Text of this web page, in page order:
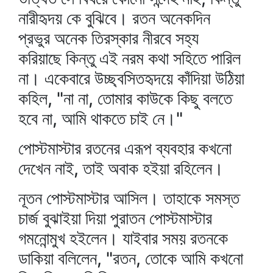
নারীহৃদয় কে বুঝিবে। রতন অনেকদিন
প্রভুর অনেক তিরস্কার নীরবে সহ্য
করিয়াছে কিন্তু এই নরম কথা সহিতে পারিল
না। একেবারে উচ্ছ্বসিতহৃদয়ে কাঁদিয়া উঠিয়া
কহিল, "না না, তোমার কাউকে কিছু বলতে
হবে না, আমি থাকতে চাই নে।"
পোস্টমাস্টার রতনের এরূপ ব্যবহার কখনো
দেখেন নাই, তাই অবাক হইয়া রহিলেন।
নূতন পোস্টমাস্টার আসিল। তাহাকে সমস্ত
চার্জ বুঝাইয়া দিয়া পুরাতন পোস্টমাস্টার
গমনোন্মুখ হইলেন। যাইবার সময় রতনকে
ডাকিয়া বলিলেন, "রতন, তোকে আমি কখনো